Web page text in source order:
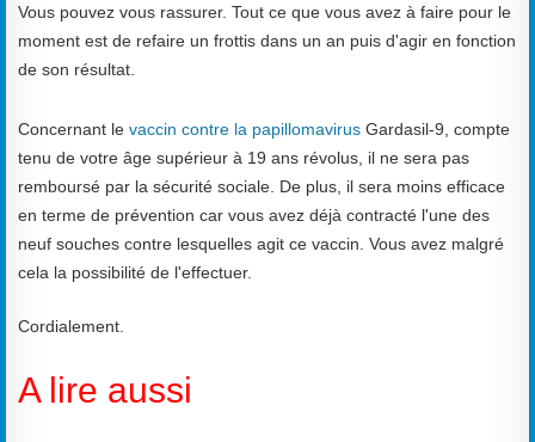
Vous pouvez vous rassurer. Tout ce que vous avez à faire pour le
moment est de refaire un frottis dans un an puis d'agir en fonction
de son résultat.
Concernant le vaccin contre la papillomavirus Gardasil-9, compte
tenu de votre âge supérieur à 19 ans révolus, il ne sera pas
remboursé par la sécurité sociale. De plus, il sera moins efficace
en terme de prévention car vous avez déjà contracté l'une des
neuf souches contre lesquelles agit ce vaccin. Vous avez malgré
cela la possibilité de l'effectuer.
Cordialement.
A lire aussi